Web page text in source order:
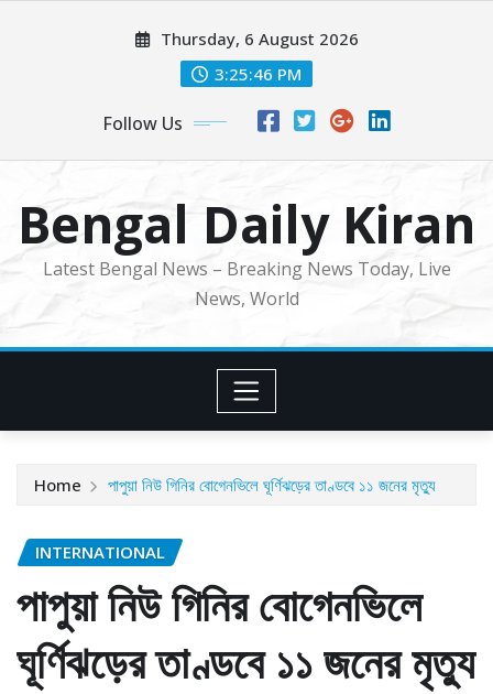
Thursday, 6 August 2026
3:25:48 PM
Follow Us
Bengal Daily Kiran
Latest Bengal News – Breaking News Today, Live
News, World
Home পাপুয়া নিউ গিনির বোগেনভিলে ঘূর্ণিঝড়ের তাণ্ডবে ১১ জনের মৃত্যু
INTERNATIONAL
পাপুয়া নিউ গিনির বোগেনভিলে
ঘূর্ণিঝড়ের তাণ্ডবে ১১ জনের মৃত্যু